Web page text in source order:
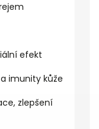
efekt
imunity kůže
zlepšení